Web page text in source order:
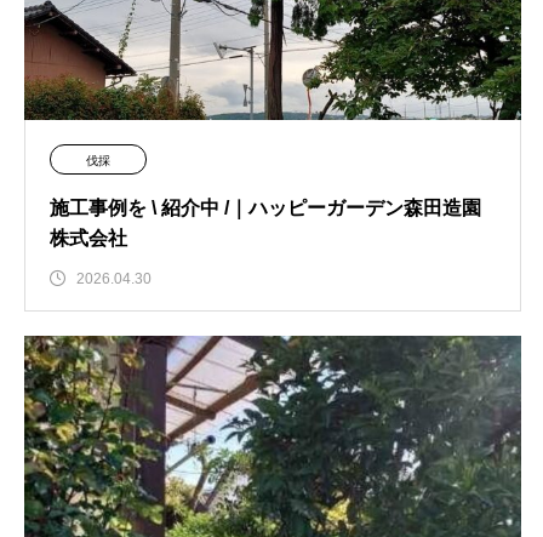
伐採
施工事例を \ 紹介中 /｜ハッピーガーデン森田造園
株式会社
2026.04.30